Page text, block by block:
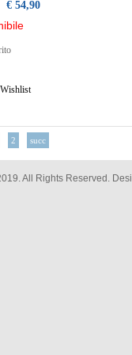
€ 54,90
2 succ
All Rights Reserved.